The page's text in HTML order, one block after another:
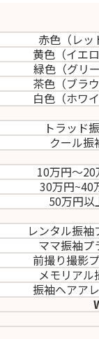
赤色（レッ
黄色（イエロ
緑色（グリー
茶色（ブラウ
白色（ホワイ
トラッド
クール振
10万円～20
30万円~40
50万円以
レンタル振袖
ママ振袖プ
前撮り撮影
メモリアル
振袖ヘアア